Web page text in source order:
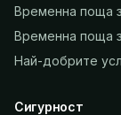
Временна поща
Временна поща
Най-добрите
Сигурност